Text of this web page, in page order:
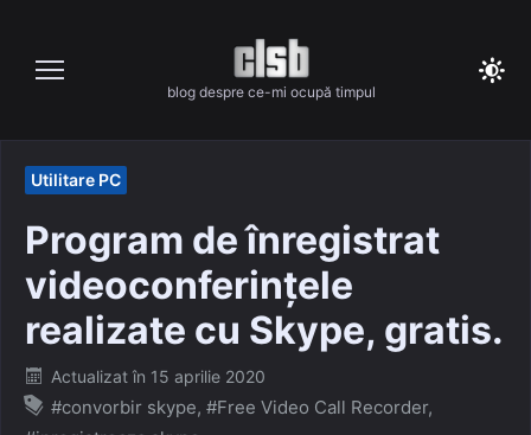
content
blog despre ce-mi ocupă timpul
Utilitare PC
Program de înregistrat
videoconferinţele
realizate cu Skype, gratis.
Posted
on
Actualizat în 15 aprilie 2020
#convorbir skype, #Free Video Call Recorder,